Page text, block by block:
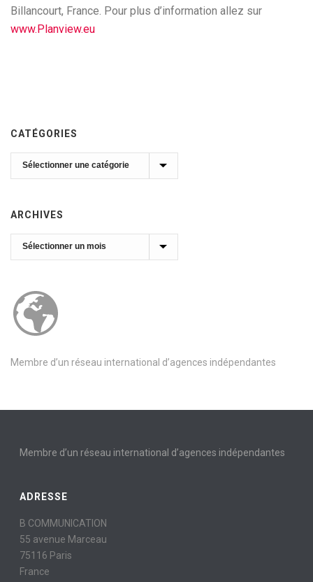
Billancourt, France. Pour plus d’information allez sur
www.Planview.eu
CATÉGORIES
Catégories
ARCHIVES
Archives
Membre d’un réseau international d’agences indépendantes
Membre d’un réseau international d’agences indépendantes
ADRESSE
B COMMUNICATION
55 avenue Marceau
75116 Paris
France